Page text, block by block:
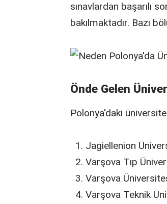
sınavlardan başarılı
bakılmaktadır. Bazı
Önde Gelen
Polonya'daki
Jagiellenion
Varşova Tıp
Varşova
Varşova Teknik